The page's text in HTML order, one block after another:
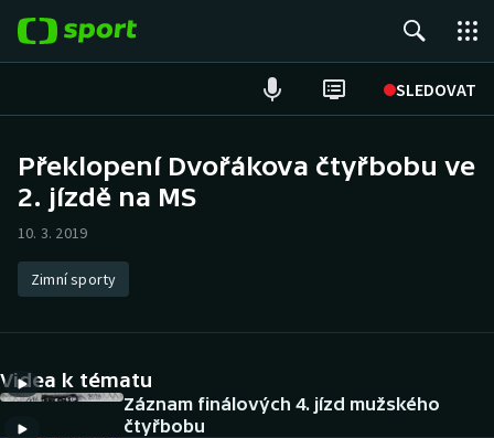
SLEDOVAT
Hokej
Atletika
DALŠÍ SPORTY
Překlopení Dvořákova čtyřbobu ve
2. jízdě na MS
10. 3. 2019
Zimní sporty
Videa k tématu
Záznam finálových 4. jízd mužského
čtyřbobu